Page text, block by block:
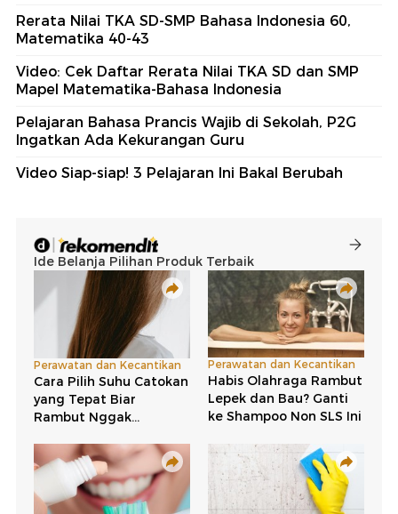
Rerata Nilai TKA SD-SMP Bahasa Indonesia 60,
Matematika 40-43
Video: Cek Daftar Rerata Nilai TKA SD dan SMP
Mapel Matematika-Bahasa Indonesia
Pelajaran Bahasa Prancis Wajib di Sekolah, P2G
Ingatkan Ada Kekurangan Guru
Video Siap-siap! 3 Pelajaran Ini Bakal Berubah